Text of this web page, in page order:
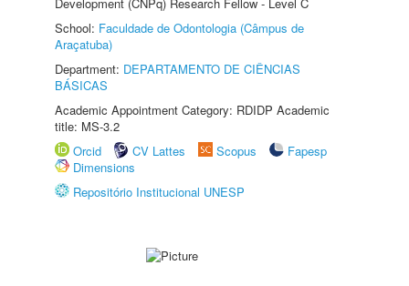
School: Faculdade de Odontologia (Câmpus de
Araçatuba)
Department: DEPARTAMENTO DE CIÊNCIAS
BÁSICAS
Academic Appointment Category: RDIDP Academic
title: MS-3.2
Orcid
CV Lattes Scopus
Fapesp
Dimensions
Repositório Institucional UNESP